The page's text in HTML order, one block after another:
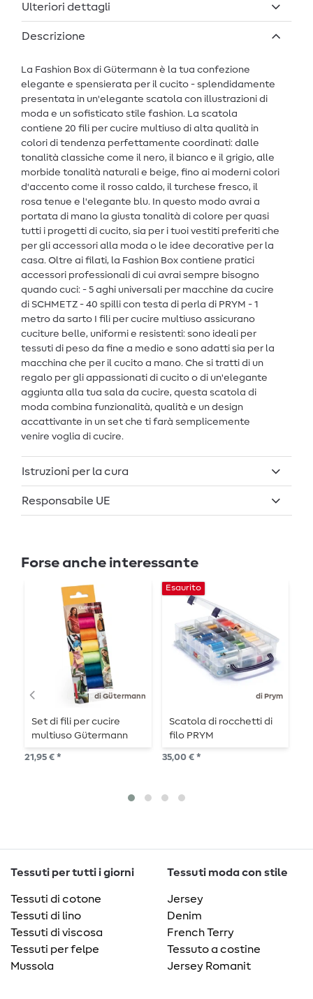
Ulteriori dettagli
Descrizione
La Fashion Box di Gütermann è la tua confezione
elegante e spensierata per il cucito - splendidamente
presentata in un'elegante scatola con illustrazioni di
moda e un sofisticato stile fashion. La scatola
contiene 20 fili per cucire multiuso di alta qualità in
colori di tendenza perfettamente coordinati: dalle
tonalità classiche come il nero, il bianco e il grigio, alle
morbide tonalità naturali e beige, fino ai moderni colori
d'accento come il rosso caldo, il turchese fresco, il
rosa tenue e l'elegante blu. In questo modo avrai a
portata di mano la giusta tonalità di colore per quasi
tutti i progetti di cucito, sia per i tuoi vestiti preferiti che
per gli accessori alla moda o le idee decorative per la
casa. Oltre ai filati, la Fashion Box contiene pratici
accessori professionali di cui avrai sempre bisogno
quando cuci: - 5 aghi universali per macchine da cucire
di SCHMETZ - 40 spilli con testa di perla di PRYM - 1
metro da sarto I fili per cucire multiuso assicurano
cuciture belle, uniformi e resistenti: sono ideali per
tessuti di peso da fine a medio e sono adatti sia per la
macchina che per il cucito a mano. Che si tratti di un
regalo per gli appassionati di cucito o di un'elegante
aggiunta alla tua sala da cucire, questa scatola di
moda combina funzionalità, qualità e un design
accattivante in un set che ti farà semplicemente
venire voglia di cucire.
Istruzioni per la cura
Responsabile UE
Forse anche interessante
di Gütermann
Set di fili per cucire
multiuso Gütermann
Fashion - 8 x 100m
21,95 € *
di Prym
Esaurito
Scatola di rocchetti di
filo PRYM
35,00 € *
Tessuti per tutti i giorni
Tessuti di cotone
Tessuti di lino
Tessuti di viscosa
Tessuti per felpe
Mussola
Tessuti moda con stile
Jersey
Denim
French Terry
Tessuto a costine
Jersey Romanit